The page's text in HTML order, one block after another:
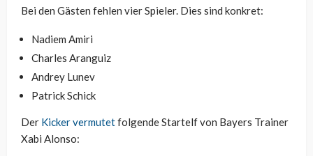
Bei den Gästen fehlen vier Spieler. Dies sind konkret:
Nadiem Amiri
Charles Aranguiz
Andrey Lunev
Patrick Schick
Der Kicker vermutetfolgende Startelf von Bayers Trainer
Xabi Alonso: